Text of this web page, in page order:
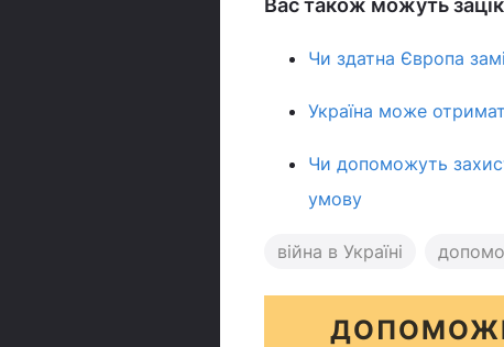
Вас також можуть
Чи здатна Європа
Україна може
Чи допоможуть
умову
війна в Україні